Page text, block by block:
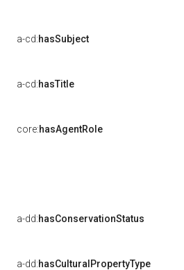
a-cd:hasSubject
a-cd:hasTitle
core:hasAgentRole
a-dd:hasConservationStatus
a-dd:hasCulturalPropertyType